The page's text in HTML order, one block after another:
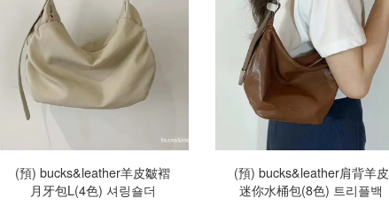
(預) bucks&leather羊皮皺褶
月牙包L(4色) 셔링숄더
(預) bucks&leather肩背羊皮
迷你水桶包(8色) 트리플백